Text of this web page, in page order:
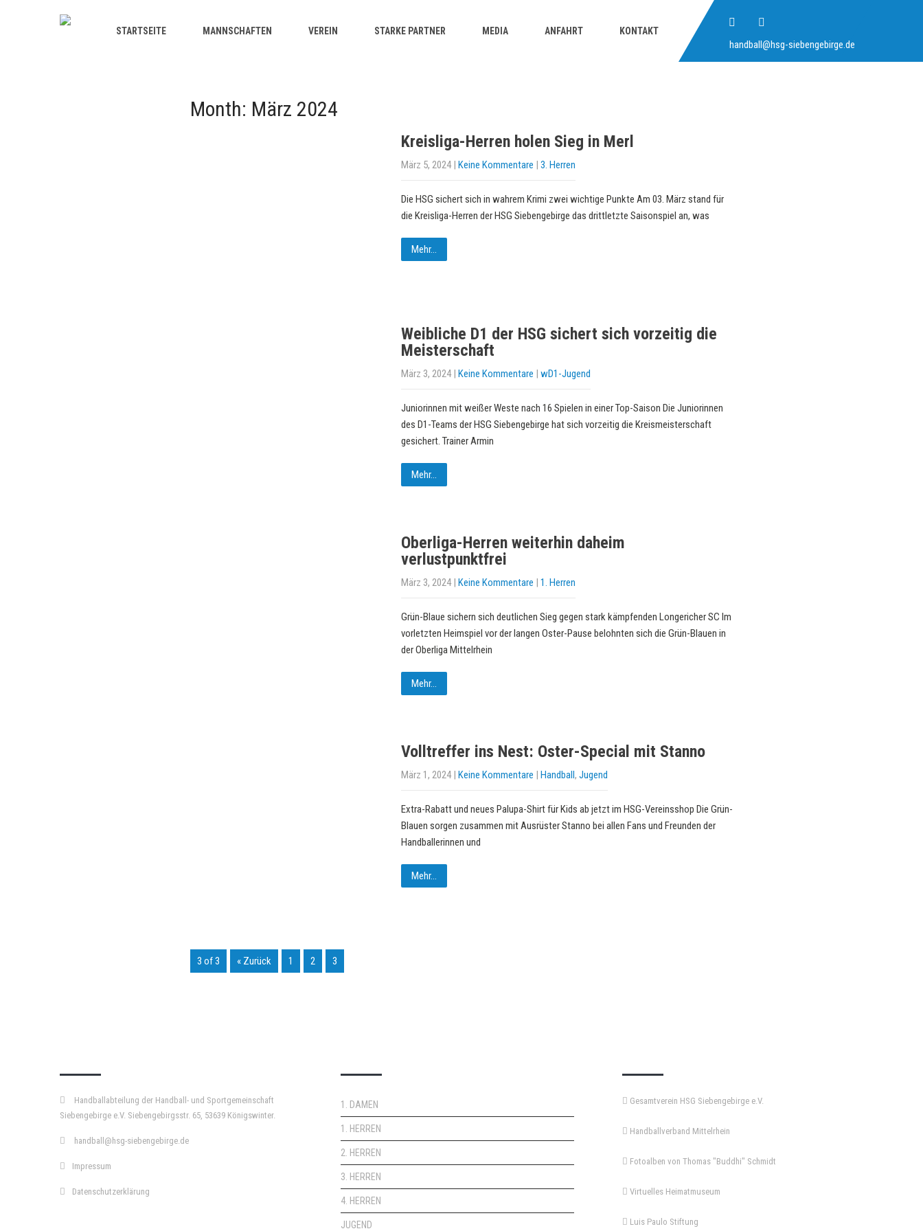
handball@hsg-siebengebirge.de
STARTSEITE MANNSCHAFTEN VEREIN STARKE PARTNER MEDIA ANFAHRT KONTAKT
Month: März 2024
Kreisliga-Herren holen Sieg in Merl
März 5, 2024| Keine Kommentare | 3. Herren
Die HSG sichert sich in wahrem Krimi zwei wichtige Punkte Am 03. März stand für
die Kreisliga-Herren der HSG Siebengebirge das drittletzte Saisonspiel an, was
Mehr...
Weibliche D1 der HSG sichert sich vorzeitig die
Meisterschaft
März 3, 2024| Keine Kommentare | wD1-Jugend
Juniorinnen mit weißer Weste nach 16 Spielen in einer Top-Saison Die Juniorinnen
des D1-Teams der HSG Siebengebirge hat sich vorzeitig die Kreismeisterschaft
gesichert. Trainer Armin
Mehr...
Oberliga-Herren weiterhin daheim
verlustpunktfrei
März 3, 2024| Keine Kommentare | 1. Herren
Grün-Blaue sichern sich deutlichen Sieg gegen stark kämpfenden Longericher SC Im
vorletzten Heimspiel vor der langen Oster-Pause belohnten sich die Grün-Blauen in
der Oberliga Mittelrhein
Mehr...
Volltreffer ins Nest: Oster-Special mit Stanno
März 1, 2024| Keine Kommentare | Handball, Jugend
Extra-Rabatt und neues Palupa-Shirt für Kids ab jetzt im HSG-Vereinsshop Die Grün-
Blauen sorgen zusammen mit Ausrüster Stanno bei allen Fans und Freunden der
Handballerinnen und
Mehr...
3 of 3 « Zurück 1 2 3
Handballabteilung der Handball- und Sportgemeinschaft
Siebengebirge e.V. Siebengebirgsstr. 65, 53639 Königswinter.
handball@hsg-siebengebirge.de
Impressum
Datenschutzerklärung
1. DAMEN
1. HERREN
2. HERREN
3. HERREN
4. HERREN
JUGEND
Gesamtverein HSG Siebengebirge e.V.
Handballverband Mittelrhein
Fotoalben von Thomas "Buddhi" Schmidt
Virtuelles Heimatmuseum
Luis Paulo Stiftung